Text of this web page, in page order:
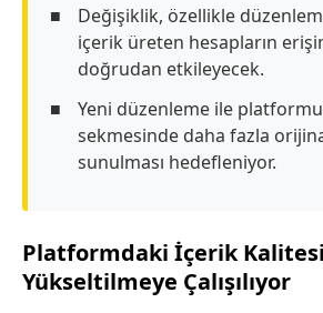
Değişiklik, özellikle
içerik üreten hesapların
doğrudan etkileyecek.
Yeni düzenleme ile
sekmesinde daha fazla
sunulması hedefleniyor.
Platformdaki İçerik Kalitesi
Yükseltilmeye Çalışılıyor